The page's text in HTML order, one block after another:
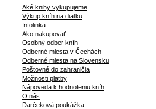
Aké knihy vykupujeme
Výkup kníh na diaľku
Infolinka
Ako nakupovať
Osobný odber kníh
Odberné miesta v Čechách
Odberné miesta na Slovensku
Poštovné do zahraničia
Možnosti platby
Nápoveda k hodnoteniu kníh
O nás
Darčeková poukážka